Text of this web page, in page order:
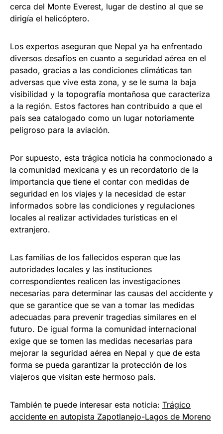
cerca del Monte Everest, lugar de destino al que se
dirigía el helicóptero.
Los expertos aseguran que Nepal ya ha enfrentado
diversos desafíos en cuanto a seguridad aérea en el
pasado, gracias a las condiciones climáticas tan
adversas que vive esta zona, y se le suma la baja
visibilidad y la topografía montañosa que caracteriza
a la región. Estos factores han contribuido a que el
país sea catalogado como un lugar notoriamente
peligroso para la aviación.
Por supuesto, esta trágica noticia ha conmocionado a
la comunidad mexicana y es un recordatorio de la
importancia que tiene el contar con medidas de
seguridad en los viajes y la necesidad de estar
informados sobre las condiciones y regulaciones
locales al realizar actividades turísticas en el
extranjero.
Las familias de los fallecidos esperan que las
autoridades locales y las instituciones
correspondientes realicen las investigaciones
necesarias para determinar las causas del accidente y
que se garantice que se van a tomar las medidas
adecuadas para prevenir tragedias similares en el
futuro. De igual forma la comunidad internacional
exige que se tomen las medidas necesarias para
mejorar la seguridad aérea en Nepal y que de esta
forma se pueda garantizar la protección de los
viajeros que visitan este hermoso país.
También te puede interesar esta noticia: Trágico
accidente en autopista Zapotlanejo-Lagos de Moreno